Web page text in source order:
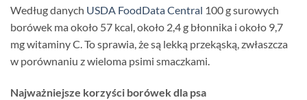
Według danych USDA FoodData Central 100 g surowych
borówek ma około 57 kcal, około 2,4 g błonnika i około 9,7
mg witaminy C. To sprawia, że są lekką przekąską, zwłaszcza
w porównaniu z wieloma psimi smaczkami.
Najważniejsze korzyści borówek dla psa